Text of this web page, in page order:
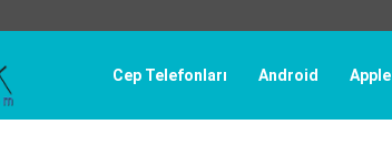
Cep Telefonları Android Apple